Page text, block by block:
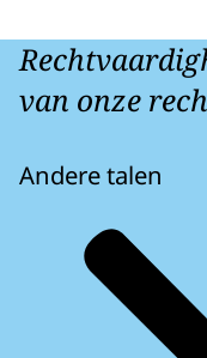
van onze
Andere talen